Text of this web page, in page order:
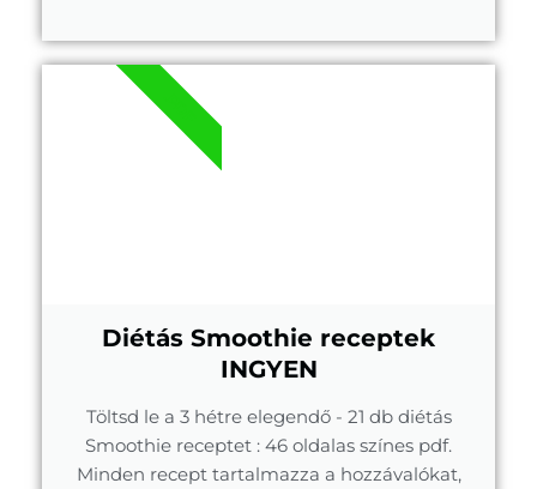
Diétás Smoothie receptek
INGYEN
Töltsd le a 3 hétre elegendő - 21 db diétás
Smoothie receptet : 46 oldalas színes pdf.
Minden recept tartalmazza a hozzávalókat,
.PDF